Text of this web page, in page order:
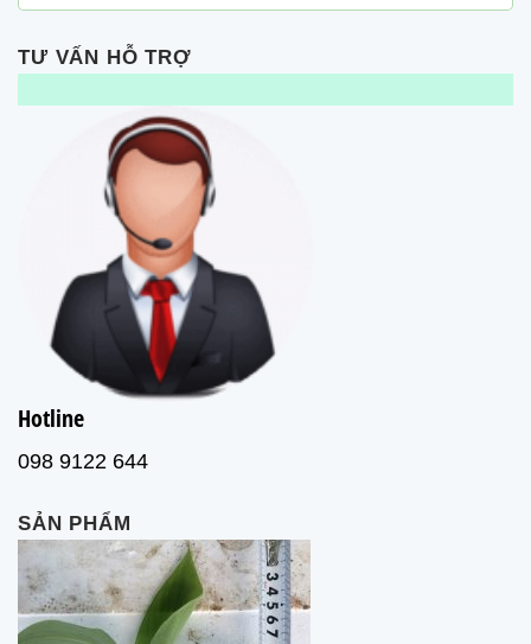
TƯ VẤN HỖ TRỢ
Hotline
098 9122 644
SẢN PHẨM